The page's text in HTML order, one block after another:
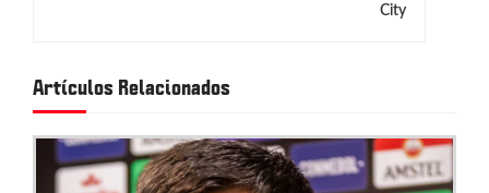
i
ó
City
Artículos Relacionados